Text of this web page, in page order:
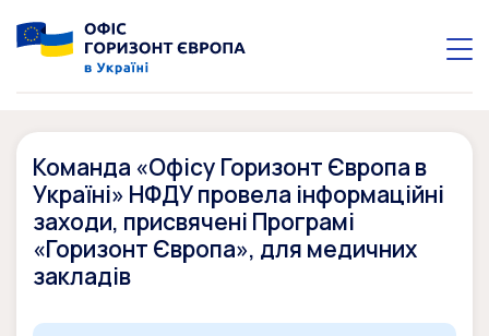
Команда «Офісу Горизонт Європа в
Україні» НФДУ провела інформаційні
заходи, присвячені Програмі
«Горизонт Європа», для медичних
закладів